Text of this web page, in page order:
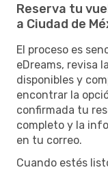
Reserva tu
a Ciudad de
El proceso es
eDreams, revisa
disponibles y
encontrar la
confirmada tu
completo y la
en tu correo.
Cuando estés